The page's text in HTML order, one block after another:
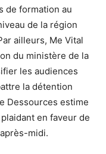
de formation au
de la région
ailleurs, Me Vital
du ministère de la
les audiences
la détention
Dessources estime
en faveur de
midi.